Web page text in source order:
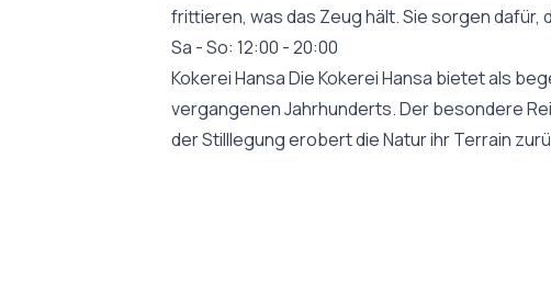
frittieren, was das Zeug hält. Sie sorgen dafür,
Sa - So: 12:00 - 20:00
Kokerei Hansa Die Kokerei Hansa bietet als
vergangenen Jahrhunderts. Der besondere
der Stilllegung erobert die Natur ihr Terrain